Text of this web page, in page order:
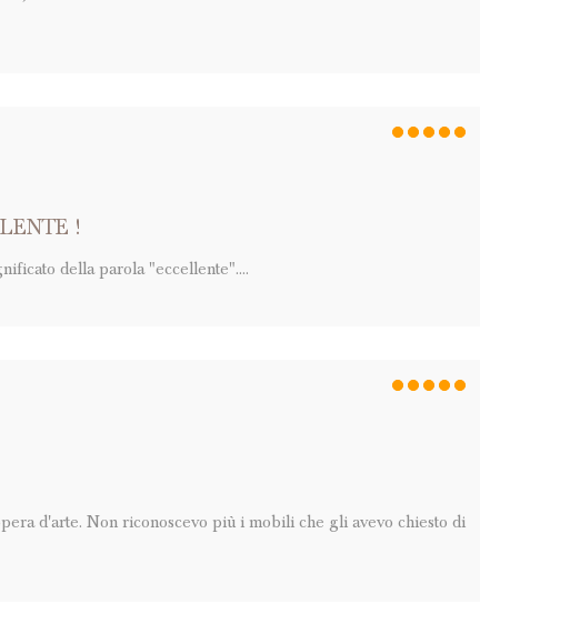
!
della parola "eccellente"....
d'arte. Non riconoscevo più i mobili che gli avevo chiesto di